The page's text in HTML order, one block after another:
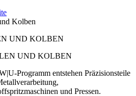
Kolben
UND KOLBEN
Programm entstehen Präzisionsteile
und Pressen.